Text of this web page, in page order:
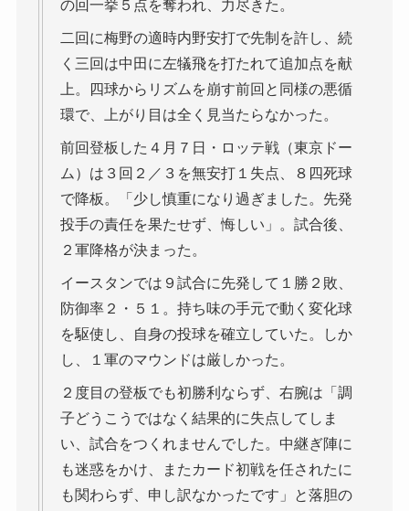
の回一挙５点を奪われ、力尽きた。
二回に梅野の適時内野安打で先制を許し、続
く三回は中田に左犠飛を打たれて追加点を献
上。四球からリズムを崩す前回と同様の悪循
環で、上がり目は全く見当たらなかった。
前回登板した４月７日・ロッテ戦（東京ドー
ム）は３回２／３を無安打１失点、８四死球
で降板。「少し慎重になり過ぎました。先発
投手の責任を果たせず、悔しい」。試合後、
２軍降格が決まった。
イースタンでは９試合に先発して１勝２敗、
防御率２・５１。持ち味の手元で動く変化球
を駆使し、自身の投球を確立していた。しか
し、１軍のマウンドは厳しかった。
２度目の登板でも初勝利ならず、右腕は「調
子どうこうではなく結果的に失点してしま
い、試合をつくれませんでした。中継ぎ陣に
も迷惑をかけ、またカード初戦を任されたに
も関わらず、申し訳なかったです」と落胆の